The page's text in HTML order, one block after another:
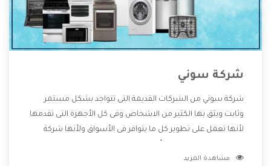
شركة سوني
شركة سوني من الشركات القديمة التى تتواجد بشكل مستمر
وثابت ويثق بها الكثير من الاشخاص وفى كل الأجهزة التى تقدمها
لأنها تعمل على تطوير كل ما يتوافر فى الأسواق ولأنها شركة
وتقدم للعملاء أقوى العروض والخصومات التى تسهل على
مشاهدة المزيد